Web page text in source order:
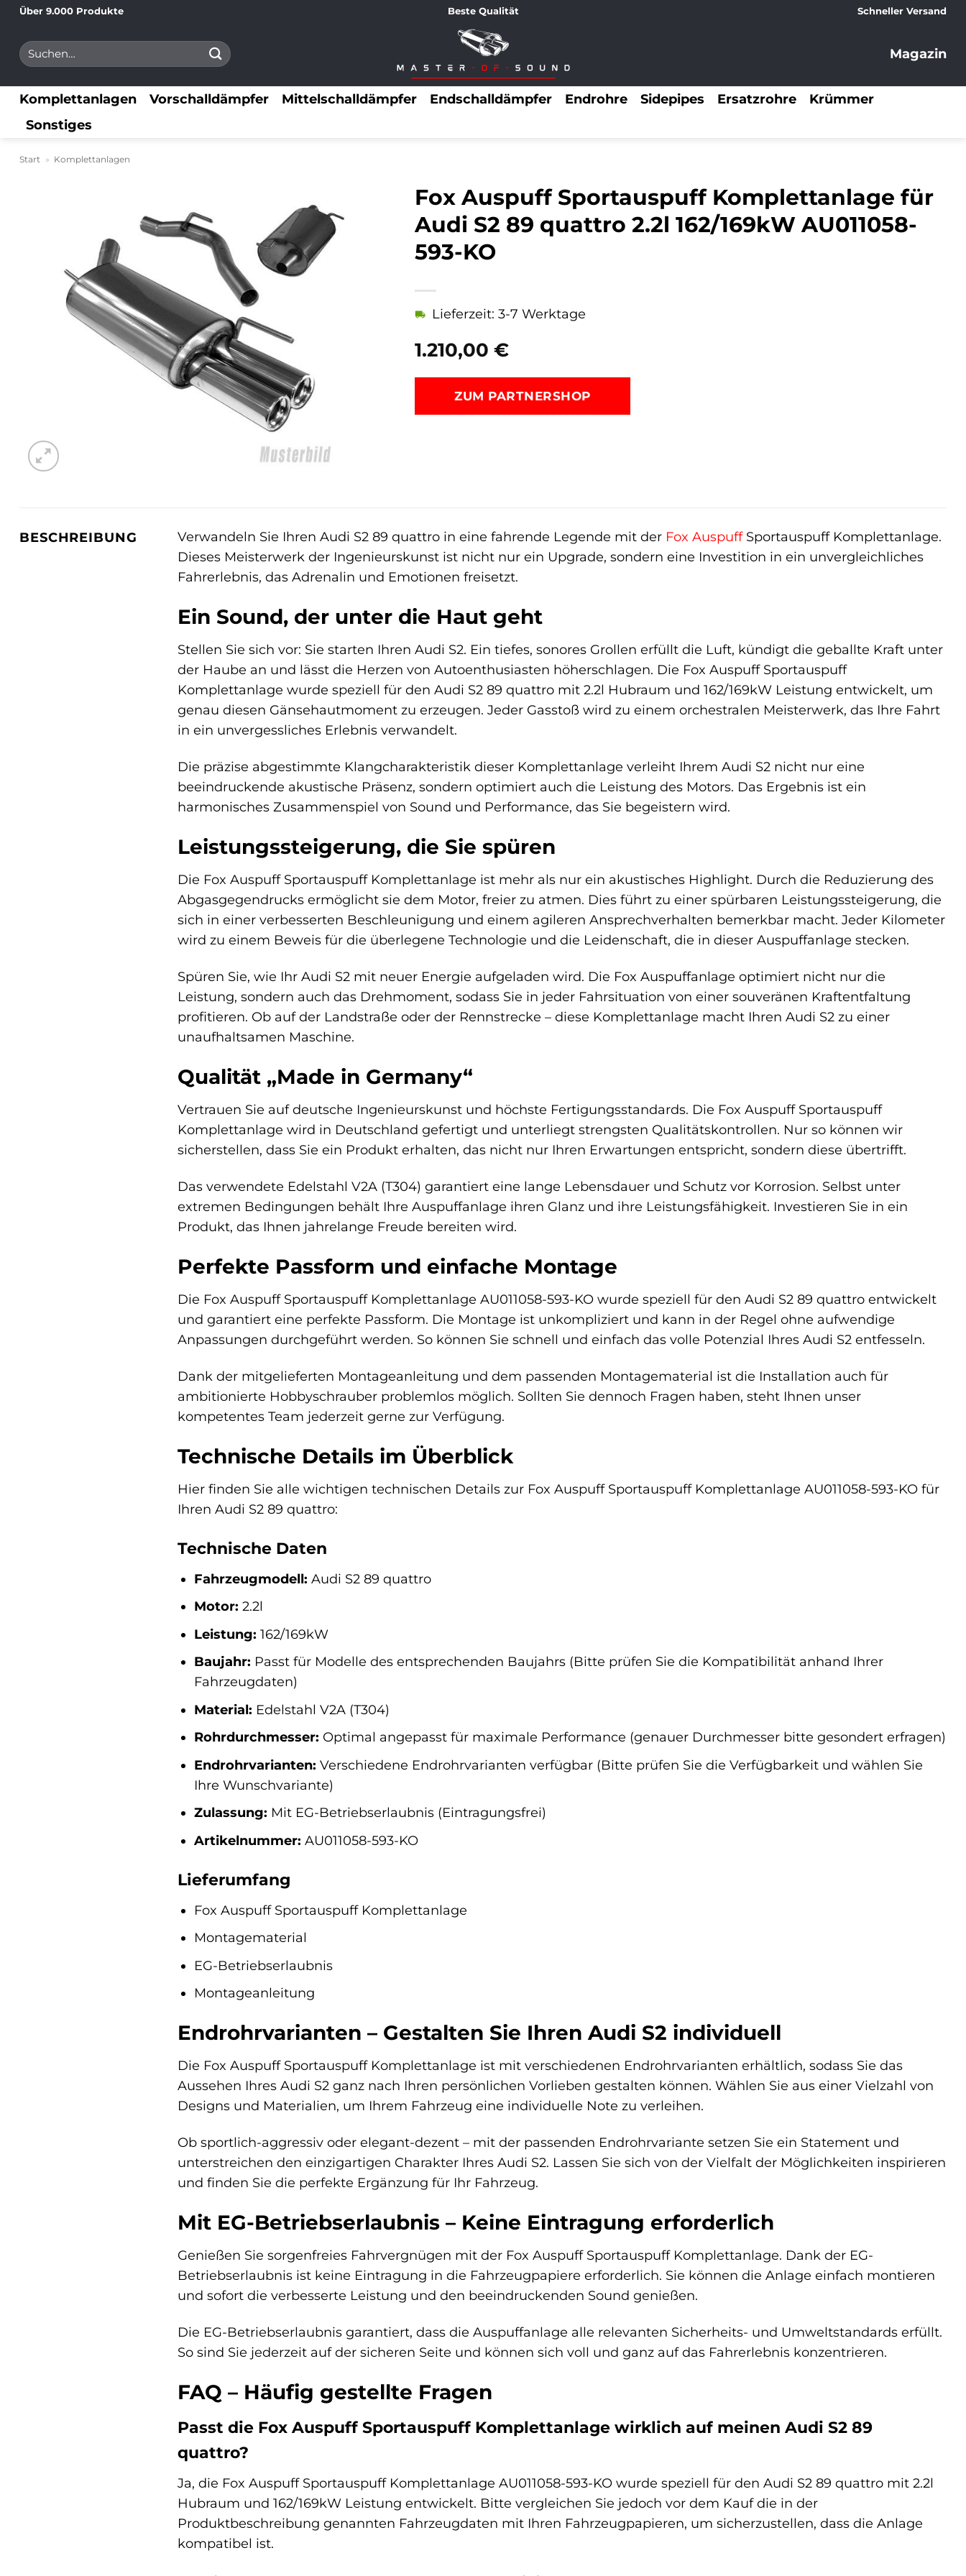
Zum
springen
Über 9.000 Produkte Beste Qualität Schneller Versand
Suchen
nach:
Magazin
Komplettanlagen Vorschalldämpfer Mittelschalldämpfer Endschalldämpfer Endrohre Sidepipes Ersatzrohre
Krümmer
Sonstiges
Start » Komplettanlagen
Fox Auspuff Sportauspuff Komplettanlage für
Audi S2 89 quattro 2.2l 162/169kW AU011058-
593-KO
1.210,00 €
Lieferzeit: 3-7 Werktage
ZUM PARTNERSHOP
BESCHREIBUNG Verwandeln Sie Ihren Audi S2 89 quattro in eine fahrende Legende mit der Fox AuspuffSportauspuff Komplettanlage.
Dieses Meisterwerk der Ingenieurskunst ist nicht nur ein Upgrade, sondern eine Investition in ein unvergleichliches
Fahrerlebnis, das Adrenalin und Emotionen freisetzt.
Ein Sound, der unter die Haut geht
Stellen Sie sich vor: Sie starten Ihren Audi S2. Ein tiefes, sonores Grollen erfüllt die Luft, kündigt die geballte Kraft unter
der Haube an und lässt die Herzen von Autoenthusiasten höherschlagen. Die Fox Auspuff Sportauspuff
Komplettanlage wurde speziell für den Audi S2 89 quattro mit 2.2l Hubraum und 162/169kW Leistung entwickelt, um
genau diesen Gänsehautmoment zu erzeugen. Jeder Gasstoß wird zu einem orchestralen Meisterwerk, das Ihre Fahrt
in ein unvergessliches Erlebnis verwandelt.
Die präzise abgestimmte Klangcharakteristik dieser Komplettanlage verleiht Ihrem Audi S2 nicht nur eine
beeindruckende akustische Präsenz, sondern optimiert auch die Leistung des Motors. Das Ergebnis ist ein
harmonisches Zusammenspiel von Sound und Performance, das Sie begeistern wird.
Leistungssteigerung, die Sie spüren
Die Fox Auspuff Sportauspuff Komplettanlage ist mehr als nur ein akustisches Highlight. Durch die Reduzierung des
Abgasgegendrucks ermöglicht sie dem Motor, freier zu atmen. Dies führt zu einer spürbaren Leistungssteigerung, die
sich in einer verbesserten Beschleunigung und einem agileren Ansprechverhalten bemerkbar macht. Jeder Kilometer
wird zu einem Beweis für die überlegene Technologie und die Leidenschaft, die in dieser Auspuffanlage stecken.
Spüren Sie, wie Ihr Audi S2 mit neuer Energie aufgeladen wird. Die Fox Auspuffanlage optimiert nicht nur die
Leistung, sondern auch das Drehmoment, sodass Sie in jeder Fahrsituation von einer souveränen Kraftentfaltung
profitieren. Ob auf der Landstraße oder der Rennstrecke – diese Komplettanlage macht Ihren Audi S2 zu einer
unaufhaltsamen Maschine.
Qualität „Made in Germany“
Vertrauen Sie auf deutsche Ingenieurskunst und höchste Fertigungsstandards. Die Fox Auspuff Sportauspuff
Komplettanlage wird in Deutschland gefertigt und unterliegt strengsten Qualitätskontrollen. Nur so können wir
sicherstellen, dass Sie ein Produkt erhalten, das nicht nur Ihren Erwartungen entspricht, sondern diese übertrifft.
Das verwendete Edelstahl V2A (T304) garantiert eine lange Lebensdauer und Schutz vor Korrosion. Selbst unter
extremen Bedingungen behält Ihre Auspuffanlage ihren Glanz und ihre Leistungsfähigkeit. Investieren Sie in ein
Produkt, das Ihnen jahrelange Freude bereiten wird.
Perfekte Passform und einfache Montage
Die Fox Auspuff Sportauspuff Komplettanlage AU011058-593-KO wurde speziell für den Audi S2 89 quattro entwickelt
und garantiert eine perfekte Passform. Die Montage ist unkompliziert und kann in der Regel ohne aufwendige
Anpassungen durchgeführt werden. So können Sie schnell und einfach das volle Potenzial Ihres Audi S2 entfesseln.
Dank der mitgelieferten Montageanleitung und dem passenden Montagematerial ist die Installation auch für
ambitionierte Hobbyschrauber problemlos möglich. Sollten Sie dennoch Fragen haben, steht Ihnen unser
kompetentes Team jederzeit gerne zur Verfügung.
Technische Details im Überblick
Hier finden Sie alle wichtigen technischen Details zur Fox Auspuff Sportauspuff Komplettanlage AU011058-593-KO für
Ihren Audi S2 89 quattro:
Technische Daten
Fahrzeugmodell: Audi S2 89 quattro
Motor: 2.2l
Leistung: 162/169kW
Baujahr: Passt für Modelle des entsprechenden Baujahrs (Bitte prüfen Sie die Kompatibilität anhand Ihrer
Fahrzeugdaten)
Material: Edelstahl V2A (T304)
Rohrdurchmesser: Optimal angepasst für maximale Performance (genauer Durchmesser bitte gesondert erfragen)
Endrohrvarianten: Verschiedene Endrohrvarianten verfügbar (Bitte prüfen Sie die Verfügbarkeit und wählen Sie
Ihre Wunschvariante)
Zulassung: Mit EG-Betriebserlaubnis (Eintragungsfrei)
Artikelnummer: AU011058-593-KO
Lieferumfang
Fox Auspuff Sportauspuff Komplettanlage
Montagematerial
EG-Betriebserlaubnis
Montageanleitung
Endrohrvarianten – Gestalten Sie Ihren Audi S2 individuell
Die Fox Auspuff Sportauspuff Komplettanlage ist mit verschiedenen Endrohrvarianten erhältlich, sodass Sie das
Aussehen Ihres Audi S2 ganz nach Ihren persönlichen Vorlieben gestalten können. Wählen Sie aus einer Vielzahl von
Designs und Materialien, um Ihrem Fahrzeug eine individuelle Note zu verleihen.
Ob sportlich-aggressiv oder elegant-dezent – mit der passenden Endrohrvariante setzen Sie ein Statement und
unterstreichen den einzigartigen Charakter Ihres Audi S2. Lassen Sie sich von der Vielfalt der Möglichkeiten inspirieren
und finden Sie die perfekte Ergänzung für Ihr Fahrzeug.
Mit EG-Betriebserlaubnis – Keine Eintragung erforderlich
Genießen Sie sorgenfreies Fahrvergnügen mit der Fox Auspuff Sportauspuff Komplettanlage. Dank der EG-
Betriebserlaubnis ist keine Eintragung in die Fahrzeugpapiere erforderlich. Sie können die Anlage einfach montieren
und sofort die verbesserte Leistung und den beeindruckenden Sound genießen.
Die EG-Betriebserlaubnis garantiert, dass die Auspuffanlage alle relevanten Sicherheits- und Umweltstandards erfüllt.
So sind Sie jederzeit auf der sicheren Seite und können sich voll und ganz auf das Fahrerlebnis konzentrieren.
FAQ – Häufig gestellte Fragen
Passt die Fox Auspuff Sportauspuff Komplettanlage wirklich auf meinen Audi S2 89
quattro?
Ja, die Fox Auspuff Sportauspuff Komplettanlage AU011058-593-KO wurde speziell für den Audi S2 89 quattro mit 2.2l
Hubraum und 162/169kW Leistung entwickelt. Bitte vergleichen Sie jedoch vor dem Kauf die in der
Produktbeschreibung genannten Fahrzeugdaten mit Ihren Fahrzeugpapieren, um sicherzustellen, dass die Anlage
kompatibel ist.